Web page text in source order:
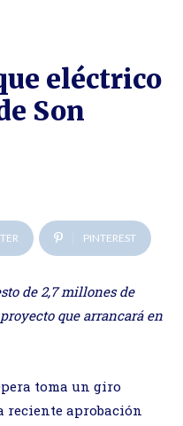
eléctrico
Son
PINTEREST
de 2,7 millones de
que arrancará en
toma un giro
reciente aprobación